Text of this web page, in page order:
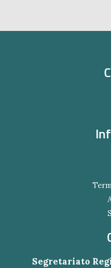
Segretariato